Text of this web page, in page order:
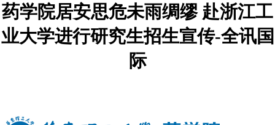
药学院居安思危未雨绸缪 赴浙江工
业大学进行研究生招生宣传-全讯国
际